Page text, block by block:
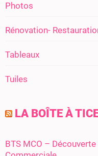
Photos
Rénovation-
Tableaux
Tuiles
LA BOÎTE À
BTS MCO –